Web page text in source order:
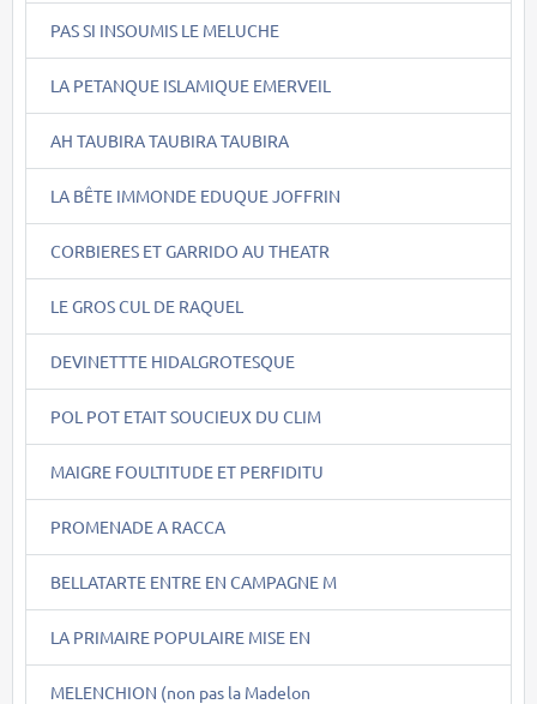
PAS SI INSOUMIS LE MELUCHE
LA PETANQUE ISLAMIQUE EMERVEIL
AH TAUBIRA TAUBIRA TAUBIRA
LA BÊTE IMMONDE EDUQUE JOFFRIN
CORBIERES ET GARRIDO AU THEATR
LE GROS CUL DE RAQUEL
DEVINETTTE HIDALGROTESQUE
POL POT ETAIT SOUCIEUX DU CLIM
MAIGRE FOULTITUDE ET PERFIDITU
PROMENADE A RACCA
BELLATARTE ENTRE EN CAMPAGNE M
LA PRIMAIRE POPULAIRE MISE EN
MELENCHION (non pas la Madelon